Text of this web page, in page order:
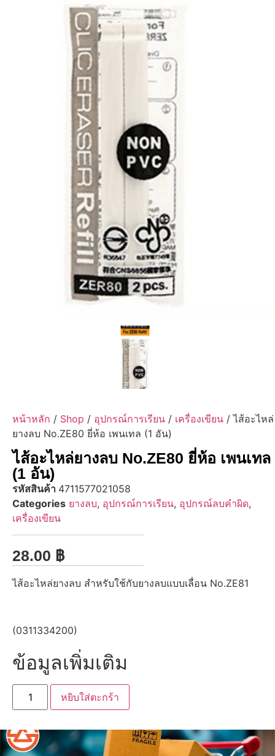
หน้าหลัก / Shop / อุปกรณ์การเรียน / เครื่องเขียน / ไส้อะไหล่
ยางลบ No.ZE80 ยี่ห้อ เพนเทล (1 อัน)
ไส้อะไหล่ยางลบ No.ZE80 ยี่ห้อ เพนเทล
(1 อัน)
รหัสสินค้า 4711577021058
Categories ยางลบ, อุปกรณ์การเรียน, อุปกรณ์ลบคำผิด,
เครื่องเขียน
28.00 ฿
ไส้อะไหล่ยางลบ สำหรับใช้กับยางลบแบบเลื่อน No.ZE81
(0311334200)
ข้อมูลเพิ่มเติม
หยิบใส่ตะกร้า